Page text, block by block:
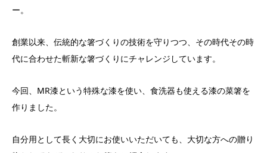
ー。
創業以来、伝統的な箸づくりの技術を守りつつ、その時代その時
代に合わせた斬新な箸づくりにチャレンジしています。
今回、MR漆という特殊な漆を使い、食洗器も使える漆の菜箸を
作りました。
自分用として長く大切にお使いいただいても、大切な方への贈り